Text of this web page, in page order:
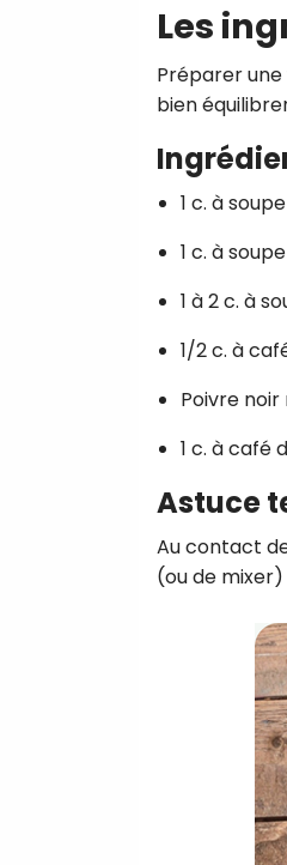
Les
Préparer
bien
1 c. à
1 c. à
1 à 2 c. à
1/2 c. à
Poivre
1 c. à café
Astuce
Au contact
(ou de